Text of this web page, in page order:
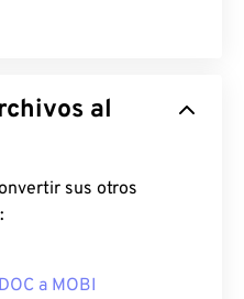
al
sus otros
:
DOC a MOBI